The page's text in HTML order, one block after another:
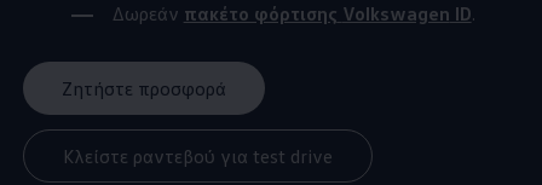
Δωρεάν πακέτο φόρτισης Volkswagen ID.
Ζητήστε προσφορά
Κλείστε ραντεβού για test drive